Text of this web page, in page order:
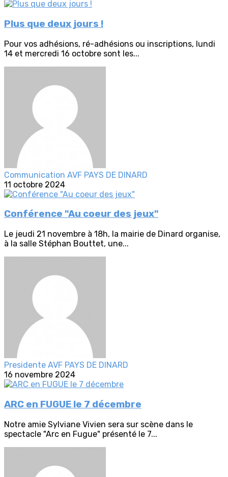
Plus que deux jours !
Pour vos adhésions, ré-adhésions ou inscriptions, lundi
14 et mercredi 16 octobre sont les...
Communication AVF PAYS DE DINARD
11 octobre 2024
Conférence "Au coeur des jeux"
Le jeudi 21 novembre à 18h, la mairie de Dinard organise,
à la salle Stéphan Bouttet, une...
Presidente AVF PAYS DE DINARD
16 novembre 2024
ARC en FUGUE le 7 décembre
Notre amie Sylviane Vivien sera sur scène dans le
spectacle "Arc en Fugue" présenté le 7...